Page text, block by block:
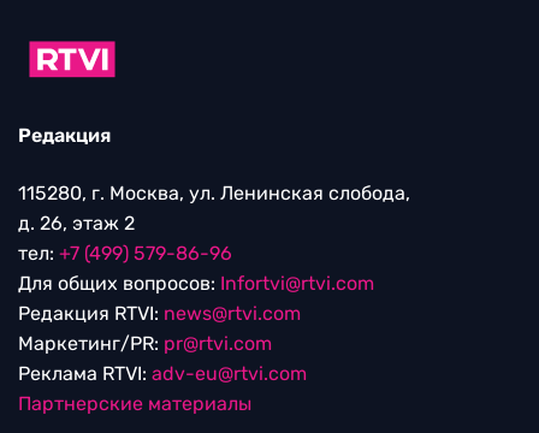
Редакция
115280, г. Москва, ул. Ленинская слобода,
д. 26, этаж 2
тел: +7 (499) 579-86-96
Для общих вопросов: Infortvi@rtvi.com
Редакция RTVI: news@rtvi.com
Маркетинг/PR: pr@rtvi.com
Реклама RTVI: adv-eu@rtvi.com
Партнерские материалы